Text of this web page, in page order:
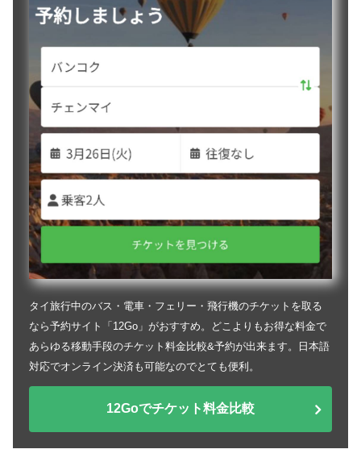
タイ旅行中のバス・電車・フェリー・飛行機のチケットを取る
なら予約サイト「12Go」がおすすめ。どこよりもお得な料金で
あらゆる移動手段のチケット料金比較&予約が出来ます。日本語
対応でオンライン決済も可能なのでとても便利。
12Goでチケット料金比較